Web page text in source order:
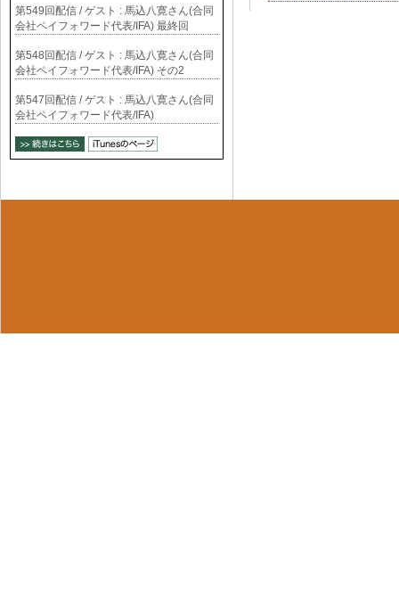
第549回配信 / ゲスト : 馬込八寛さん(合同
会社ペイフォワード代表/IFA) 最終回
第548回配信 / ゲスト : 馬込八寛さん(合同
会社ペイフォワード代表/IFA) その2
第547回配信 / ゲスト : 馬込八寛さん(合同
会社ペイフォワード代表/IFA)